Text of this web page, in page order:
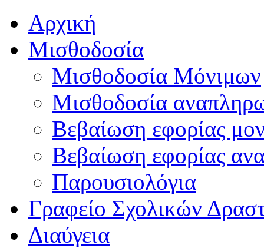
Αρχική
Μισθοδοσία
Μισθοδοσία Μόνιμων
Μισθοδοσία
Βεβαίωση εφορίας
Βεβαίωση εφορίας
Παρουσιολόγια
Γραφείο Σχολικών
Διαύγεια